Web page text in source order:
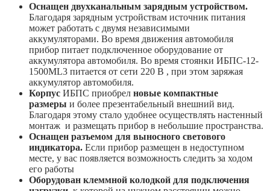
Оснащен двухканальным зарядным устройством.
Благодаря зарядным устройствам источник питания
может работать с двумя независимыми
аккумуляторами. Во время движения автомобиля
прибор питает подключенное оборудование от
аккумулятора автомобиля. Во время стоянки ИБПС-12-
1500ML3 питается от сети 220 В , при этом заряжая
аккумулятор автомобиля.
Корпус ИБПС приобрел новые компактные
размеры и более презентабельный внешний вид.
Благодаря этому стало удобнее осуществлять настенный
монтаж и размещать прибор в небольшие пространства.
Оснащен разъемом для выносного светового
индикатора. Если прибор размещен в недоступном
месте, у вас появляется возможность следить за ходом
его работы
Оборудован клеммной колодкой для подключения